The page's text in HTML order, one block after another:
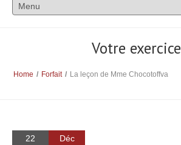
Votre exercice
Home / Forfait / La leçon de Mme Chocotoffva
22 Déc